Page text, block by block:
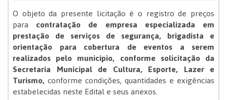
O objeto da presente licitação é o registro de preços
para contratação de empresa especializada em
prestação de serviços de segurança, brigadista e
orientação para cobertura de eventos a serem
realizados pelo município, conforme solicitação da
Secretaria Municipal de Cultura, Esporte, Lazer e
Turismo,conforme condições, quantidades e exigências
estabelecidas neste Edital e seus anexos.